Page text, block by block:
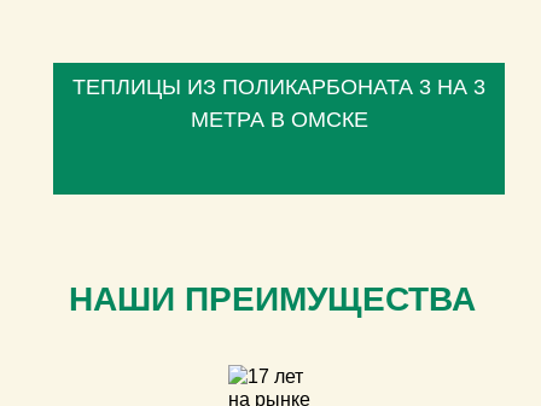
ТЕПЛИЦЫ ИЗ ПОЛИКАРБОНАТА 3 НА 3
МЕТРА В ОМСКЕ
НАШИ ПРЕИМУЩЕСТВА